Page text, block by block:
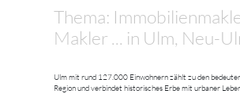
Thema:
Makler ... in Ulm, Neu-
Ulm mit rund 127.000 Einwohnern zählt zu den
Region und verbindet historisches Erbe mit urbaner